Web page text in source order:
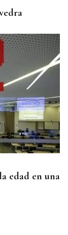
edad en una